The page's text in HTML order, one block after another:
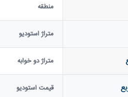
منطقه
متراژ استودیو
متراژ دو خوابه
قیمت استودیو